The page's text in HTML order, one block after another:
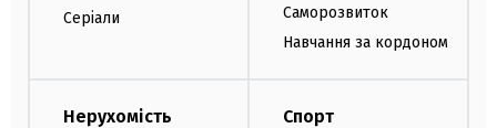
Серіали
Саморозвиток
Навчання за кордоном
Нерухомість Спорт